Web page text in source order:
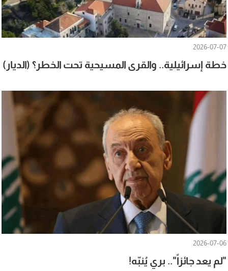
2026-07-07
خطة إسرائيلية.. والقرى المسيحية تحت الخطر؟ (الديار)
2026-07-06
"لم يعد جائزاً".. بري يُنبّه!